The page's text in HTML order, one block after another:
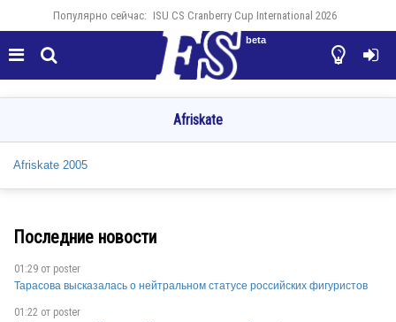
Популярно сейчас: ISU CS Cranberry Cup International 2026
  

beta
Afriskate
Afriskate 2005
Последние новости
01:29 от poster
Тарасова высказалась о нейтральном статусе российских фигуристов
01:22 от poster